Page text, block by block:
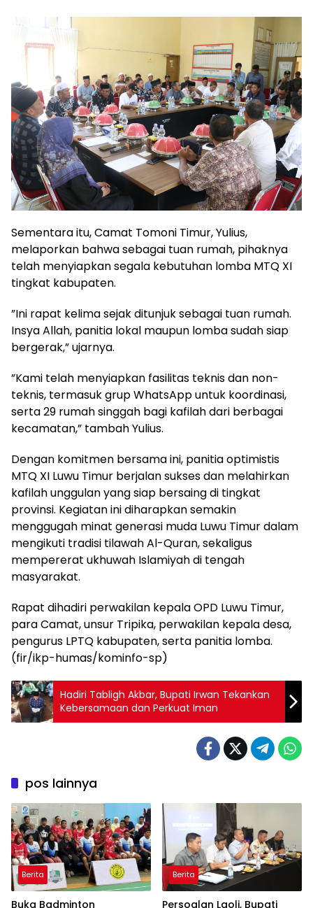
‎Sementara itu, Camat Tomoni Timur, Yulius,
melaporkan bahwa sebagai tuan rumah, pihaknya
telah menyiapkan segala kebutuhan lomba MTQ XI
tingkat kabupaten.
‎”Ini rapat kelima sejak ditunjuk sebagai tuan rumah.
Insya Allah, panitia lokal maupun lomba sudah siap
bergerak,” ujarnya.
‎”Kami telah menyiapkan fasilitas teknis dan non-
teknis, termasuk grup WhatsApp untuk koordinasi,
serta 29 rumah singgah bagi kafilah dari berbagai
kecamatan,” tambah Yulius.
‎Dengan komitmen bersama ini, panitia optimistis
MTQ XI Luwu Timur berjalan sukses dan melahirkan
kafilah unggulan yang siap bersaing di tingkat
provinsi. Kegiatan ini diharapkan semakin
menggugah minat generasi muda Luwu Timur dalam
mengikuti tradisi tilawah Al-Quran, sekaligus
mempererat ukhuwah Islamiyah di tengah
masyarakat.
‎Rapat dihadiri perwakilan kepala OPD Luwu Timur,
para Camat, unsur Tripika, perwakilan kepala desa,
pengurus LPTQ kabupaten, serta panitia lomba.
(fir/ikp-humas/kominfo-sp)
‎Hadiri Tabligh Akbar, Bupati Irwan Tekankan
Kebersamaan dan Perkuat Iman
pos lainnya
Berita
Buka Badminton
Berita
Persoalan Laoli, Bupati